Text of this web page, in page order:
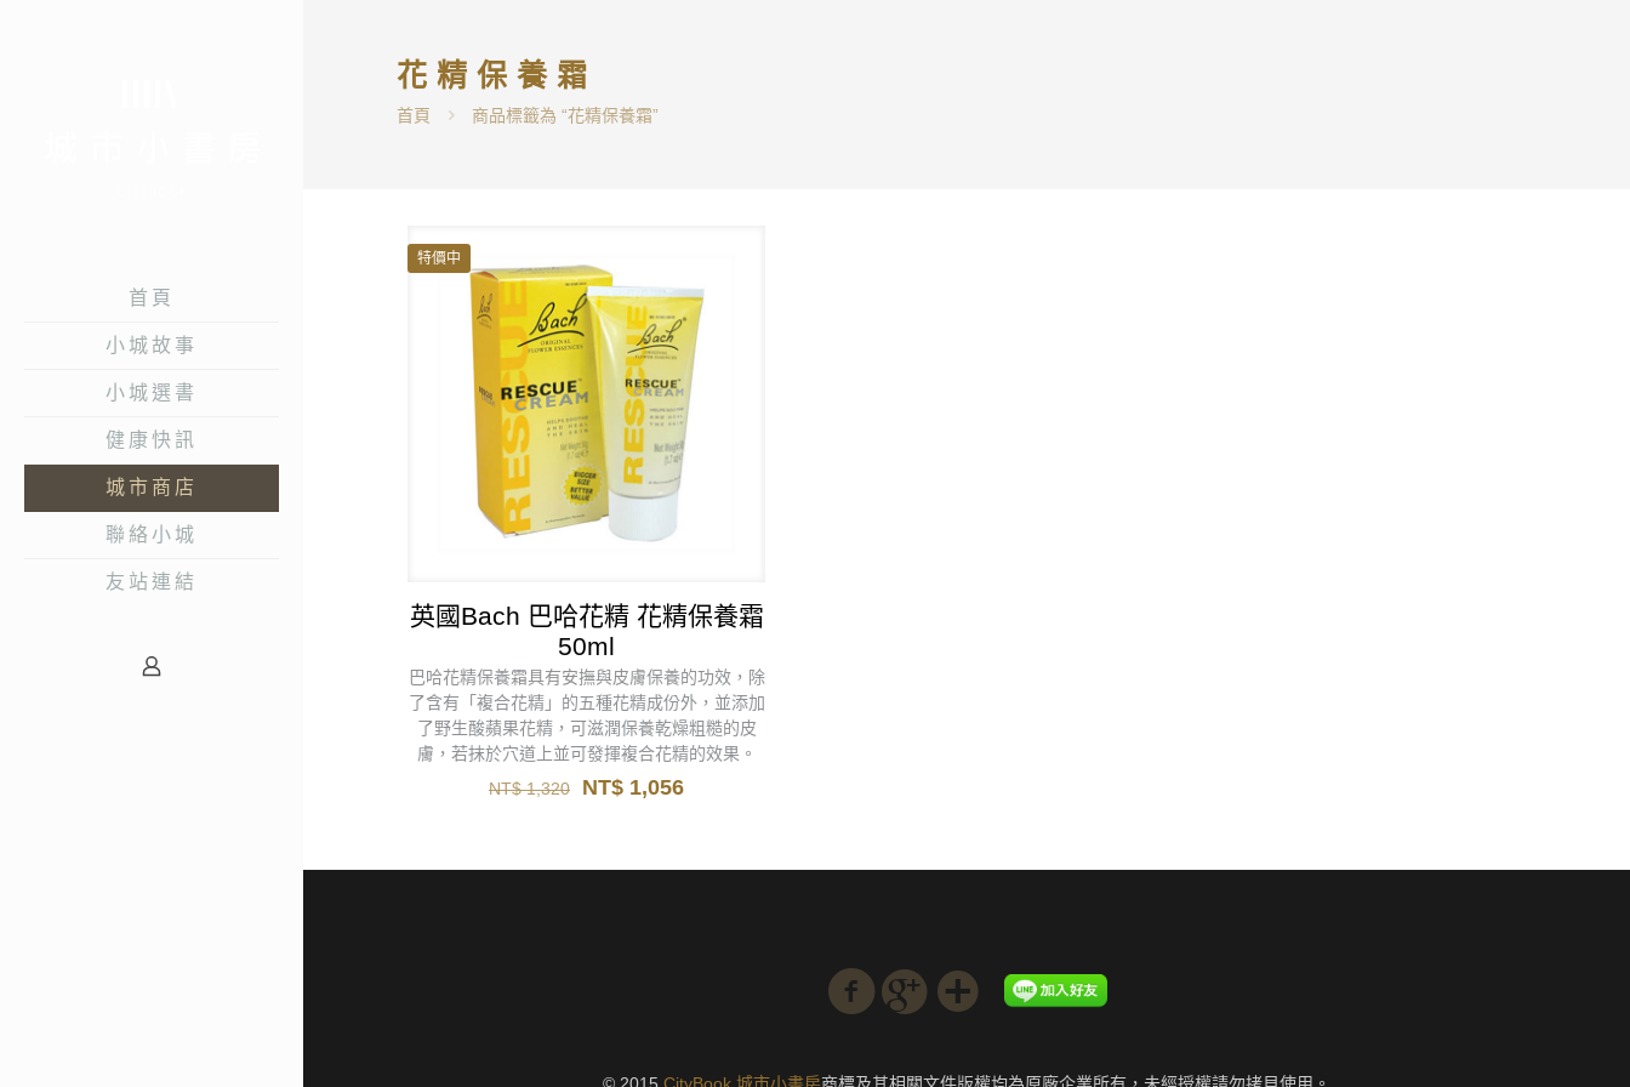
首頁
小城故事
小城選書
健康快訊
城市商店
聯絡小城
友站連結
花精保養霜
首頁 商品標籤為 “花精保養霜”
特價中
英國Bach 巴哈花精 花精保養霜
50ml
巴哈花精保養霜具有安撫與皮膚保養的功效，除
了含有「複合花精」的五種花精成份外，並添加
了野生酸蘋果花精，可滋潤保養乾燥粗糙的皮
膚，若抹於穴道上並可發揮複合花精的效果。
NT$1,320
原
NT$ 1,056目